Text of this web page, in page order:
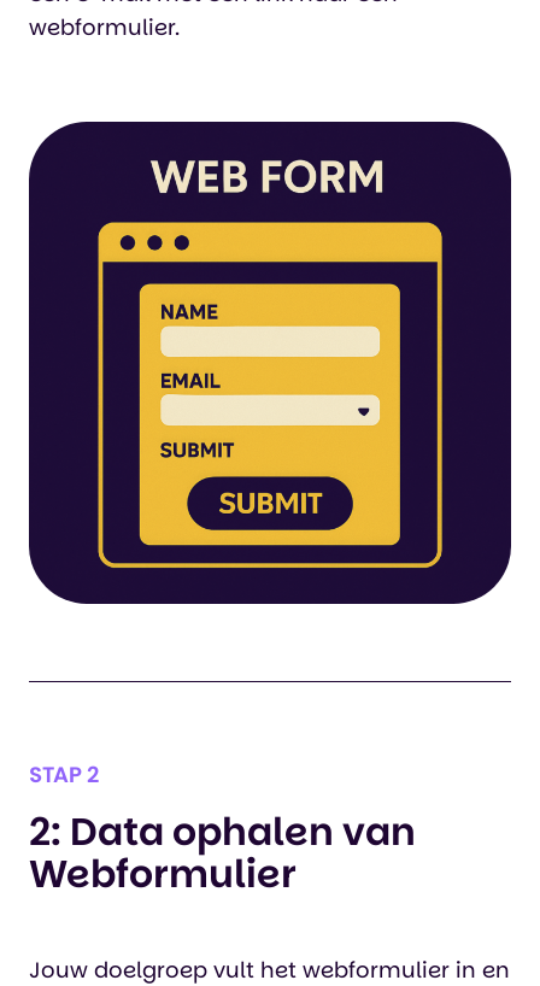
webformulier.
STAP 2
2: Data ophalen van
Webformulier
Jouw doelgroep vult het webformulier in en